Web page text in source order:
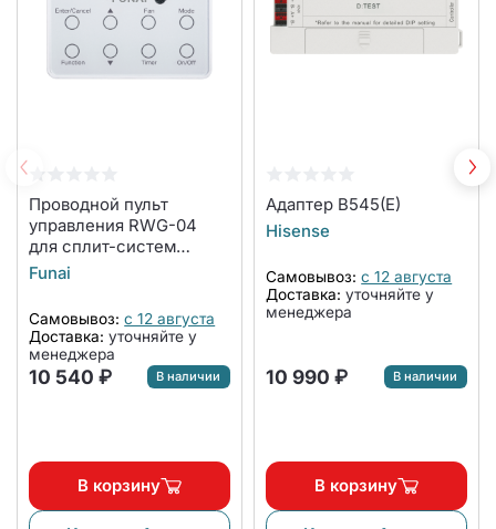
Проводной пульт
управления RWG-04
для сплит-систем
DAIJIN, сплит-систем с
насоса ONSEN и
внутренних блоков
настенного типа DAIJIN
мульти сплит-систем
Funai
Самовывоз: с 12 августа
Доставка: уточняйте у
менеджера
10 540 ₽ В наличии
В корзину
Адаптер B545(E)
Hisense
Самовывоз: с 12 августа
Доставка: уточняйте у
менеджера
10 990 ₽ В наличии
В корзину